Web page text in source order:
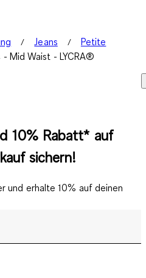
Jeans
Petite
- Mid Waist - LYCRA®
10% Rabatt* auf
sichern!
und erhalte 10% auf deinen